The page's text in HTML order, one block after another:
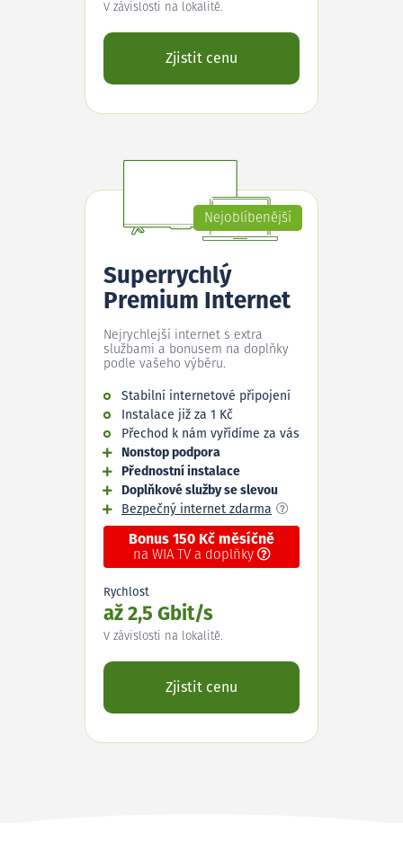
V závislosti na lokalitě.
Zjistit cenu
Nejoblíbenější
Superrychlý
Premium Internet
Nejrychlejší internet s extra
službami a bonusem na doplňky
podle vašeho výběru.
Stabilní internetové připojení
Instalace již za 1 Kč
Přechod k nám vyřídíme za vás
Nonstop podpora
Přednostní instalace
Doplňkové služby se slevou
Bezpečný internet zdarma
Bonus 150 Kč měsíčně
na WIA TV a doplňky
Rychlost
až 2,5 Gbit/s
V závislosti na lokalitě.
Zjistit cenu